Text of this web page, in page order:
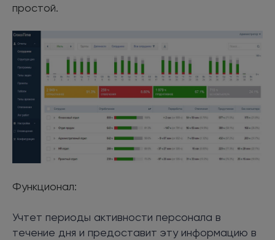
простой.
Функционал:
Учтет периоды активности персонала в
течение дня и предоставит эту информацию в